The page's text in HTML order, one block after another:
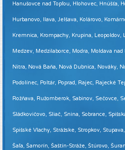
Hanušovce nad Topľou, Hlohovec, Hnúšťa,
Hurbanovo, Ilava, Jelšava, Kolárovo,
Kremnica, Krompachy, Krupina, Leopoldov,
Medzev, Medzilaborce, Modra, Moldava
Nitra, Nová Baňa, Nová Dubnica, Nováky,
Podolínec, Poltár, Poprad, Rajec, Rajecké
Rožňava, Ružomberok, Sabinov, Sečovce,
Sládkovičovo, Sliač, Snina, Sobrance,
Spišské Vlachy, Strážske, Stropkov,
Šaľa, Šamorín, Šaštín-Stráže, Štúrovo,